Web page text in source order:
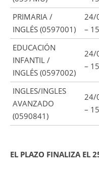
PRIMARIA /
INGLÉS (0597001)
24/
–
EDUCACIÓN
INFANTIL /
INGLÉS (0597002)
24/
–
INGLES/INGLES
AVANZADO
(0590841)
24/
–
EL PLAZO FINALIZA EL